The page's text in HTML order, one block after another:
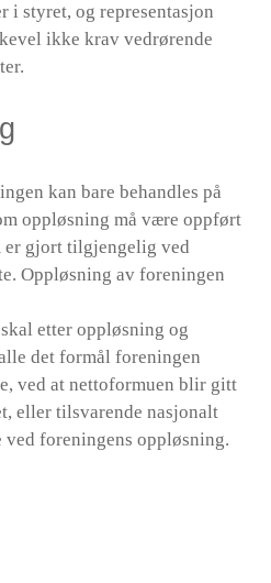
i styret, og representasjon
ikke krav vedrørende
kan bare behandles på
oppløsning må være oppført
er gjort tilgjengelig ved
Oppløsning av foreningen
etter oppløsning og
det formål foreningen
ved at nettoformuen blir gitt
eller tilsvarende nasjonalt
foreningens oppløsning.